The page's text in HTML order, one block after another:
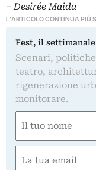
–Desirée Maida
L'ARTICOLO CONTINUA PIÙ
Fest, il
Scenari,
teatro,
rigenerazione
monitorare.
(Obbligatorio)
Nome
(Obbligatorio)